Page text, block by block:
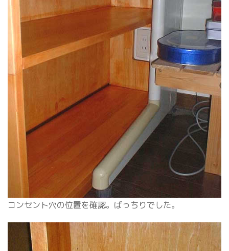
コンセント穴の位置を確認。ばっちりでした。